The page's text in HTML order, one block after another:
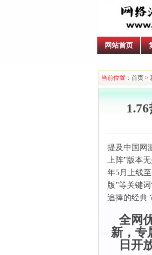
网站首页
当前位置： 首页 >
提及中国网
上阵”版本
年5月上线
版”等关键
追捧的经典
全网
新，专
日开